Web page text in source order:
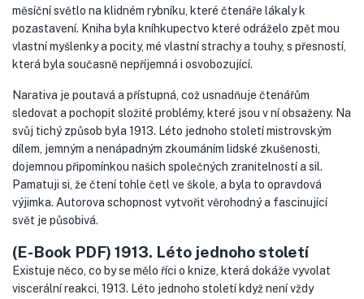
měsíční světlo na klidném rybníku, které čtenáře lákaly k
pozastavení. Kniha byla kníhkupectvo které odráželo zpět mou
vlastní myšlenky a pocity, mé vlastní strachy a touhy, s přesností,
která byla současně nepříjemná i osvobozující.
Narativa je poutavá a přístupná, což usnadňuje čtenářům
sledovat a pochopit složité problémy, které jsou v ní obsaženy. Na
svůj tichý způsob byla 1913. Léto jednoho století mistrovským
dílem, jemným a nenápadným zkoumáním lidské zkušenosti,
dojemnou připomínkou našich společných zranitelností a sil.
Pamatuji si, že čtení tohle četl ve škole, a byla to opravdová
výjimka. Autorova schopnost vytvořit věrohodný a fascinující
svět je působivá.
(E-Book PDF) 1913. Léto jednoho století
Existuje něco, co by se mělo říci o knize, která dokáže vyvolat
viscerální reakci, 1913. Léto jednoho století když není vždy